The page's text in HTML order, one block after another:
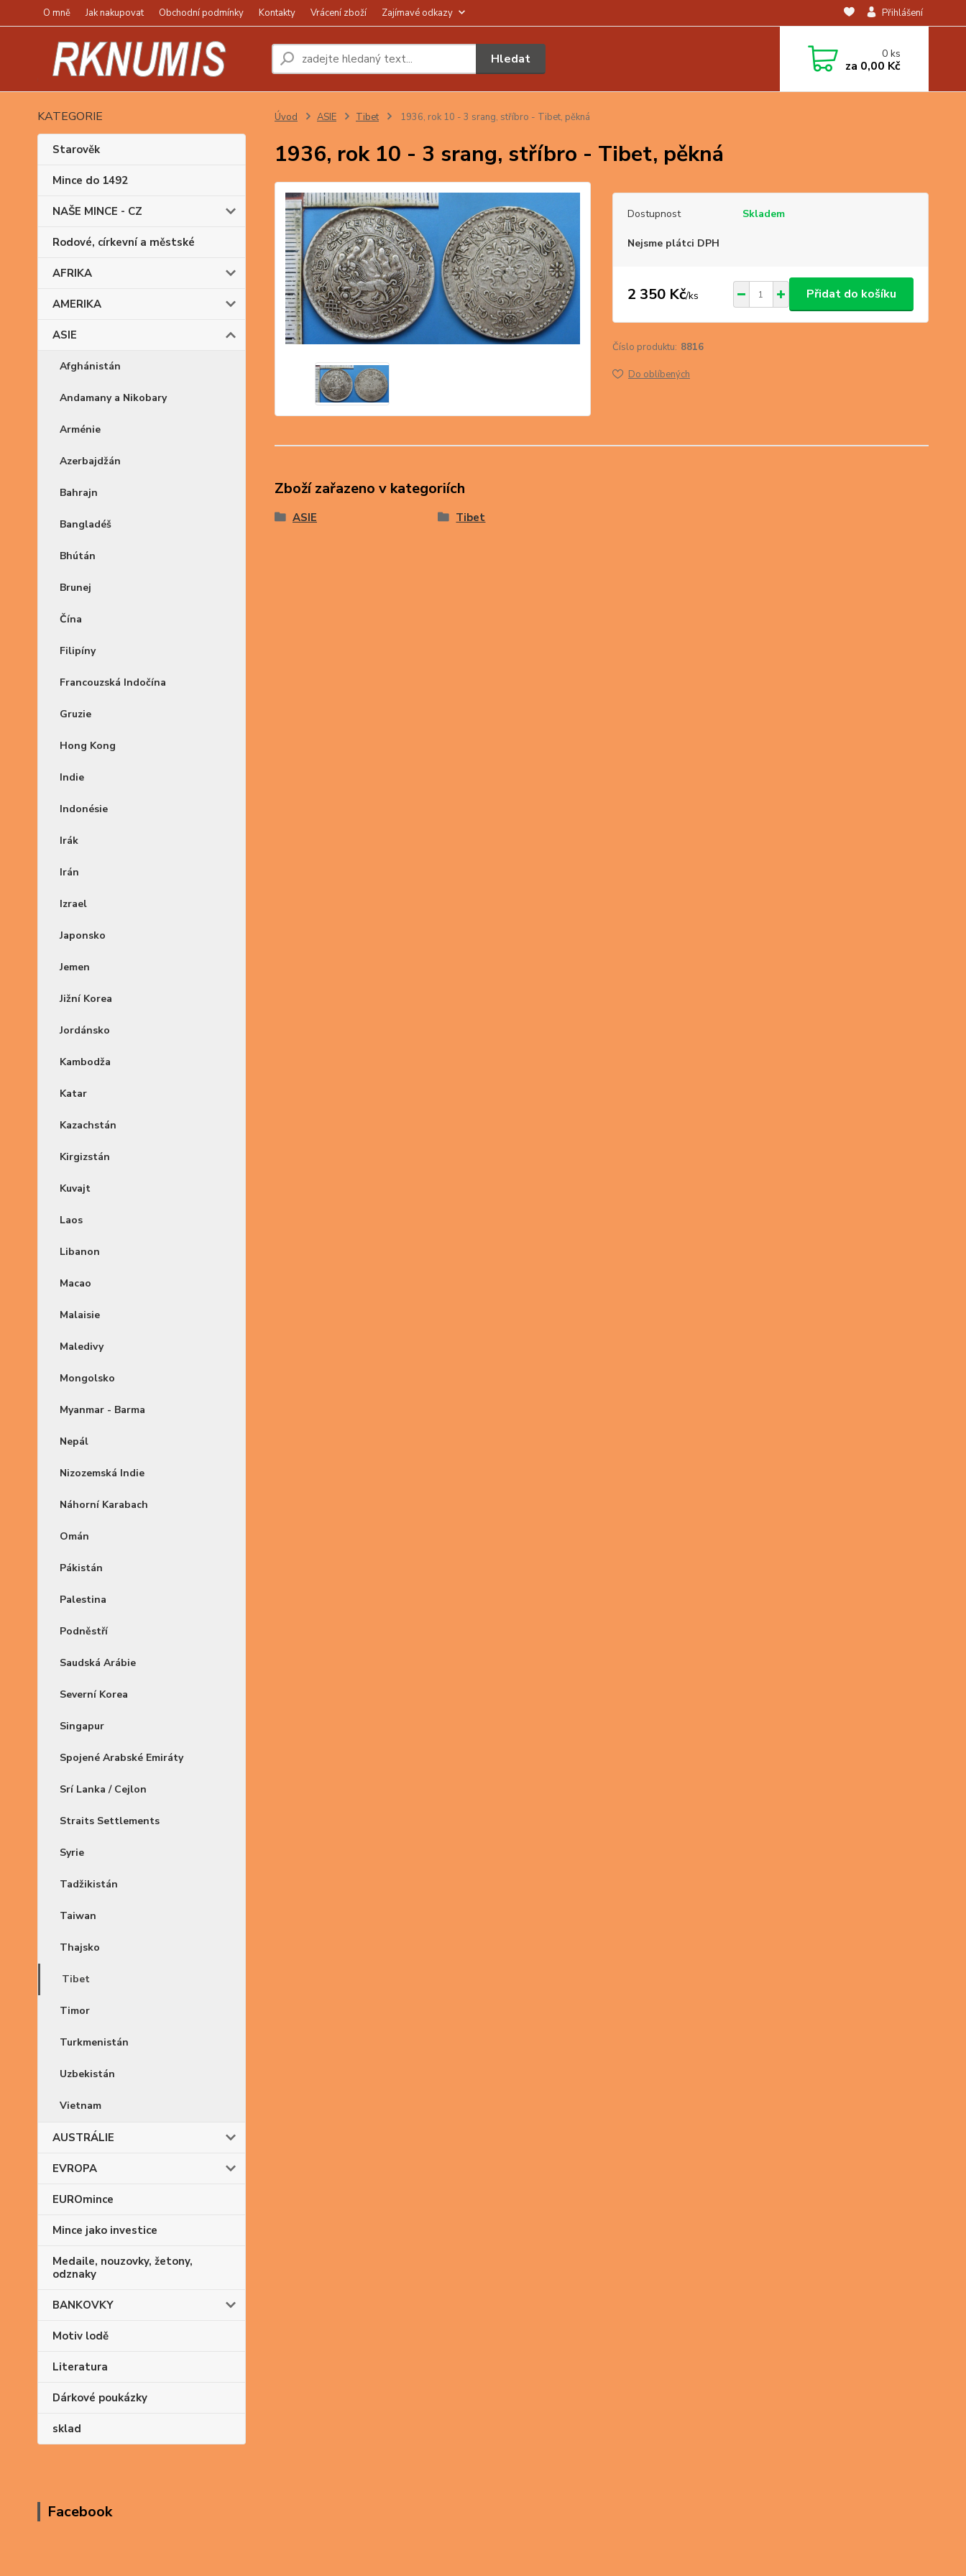
O mně Jak nakupovat Obchodní podmínky Kontakty Vrácení zboží Zajímavé odkazy Přihlášení
Hledat 0ks
za 0,00 Kč
KATEGORIE
Starověk
Mince do 1492
NAŠE MINCE - CZ
Rodové, církevní a městské
AFRIKA
AMERIKA
ASIE
Afghánistán
Andamany a Nikobary
Arménie
Azerbajdžán
Bahrajn
Bangladéš
Bhútán
Brunej
Čína
Filipíny
Francouzská Indočína
Gruzie
Hong Kong
Indie
Indonésie
Irák
Irán
Izrael
Japonsko
Jemen
Jižní Korea
Jordánsko
Kambodža
Katar
Kazachstán
Kirgizstán
Kuvajt
Laos
Libanon
Macao
Malaisie
Maledivy
Mongolsko
Myanmar - Barma
Nepál
Nizozemská Indie
Náhorní Karabach
Omán
Pákistán
Palestina
Podněstří
Saudská Arábie
Severní Korea
Singapur
Spojené Arabské Emiráty
Srí Lanka / Cejlon
Straits Settlements
Syrie
Tadžikistán
Taiwan
Thajsko
Tibet
Timor
Turkmenistán
Uzbekistán
Vietnam
AUSTRÁLIE
EVROPA
EUROmince
Mince jako investice
Medaile, nouzovky, žetony,
odznaky
BANKOVKY
Motiv lodě
Literatura
Dárkové poukázky
sklad
Facebook
Úvod ASIE Tibet 1936, rok 10 - 3 srang, stříbro - Tibet, pěkná
1936, rok 10 - 3 srang, stříbro - Tibet, pěkná
Dostupnost Skladem
Nejsme plátci DPH
2 350 Kč/ks Přidat do košíku
Číslo produktu: 8816
Do oblíbených
Zboží zařazeno v kategoriích
ASIE Tibet